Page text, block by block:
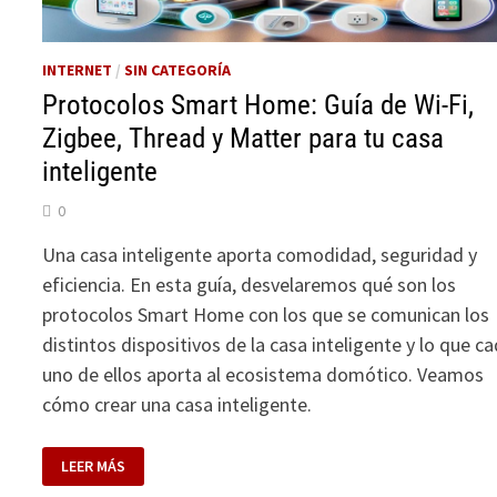
INTERNET /SIN CATEGORÍA
Protocolos Smart Home: Guía de Wi-Fi,
Zigbee, Thread y Matter para tu casa
inteligente
0
Una casa inteligente aporta comodidad, seguridad y
eficiencia. En esta guía, desvelaremos qué son los
protocolos Smart Home con los que se comunican los
distintos dispositivos de la casa inteligente y lo que
uno de ellos aporta al ecosistema domótico. Veamos
cómo crear una casa inteligente.
PROTOCOLOS
SMART
HOME:
LEER MÁS